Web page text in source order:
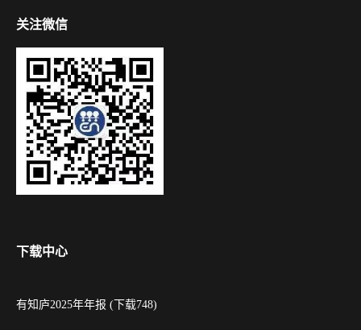
关注微信
下载中心
有知庐2025年年报 (下载748)